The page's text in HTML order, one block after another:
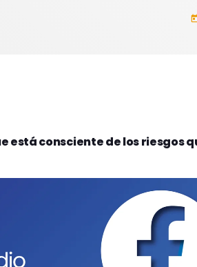
está consciente de los riesgos